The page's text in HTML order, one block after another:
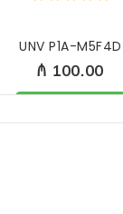
UNV P1A-M5F4D
₼ 100.00
Məhsul mövcüddur